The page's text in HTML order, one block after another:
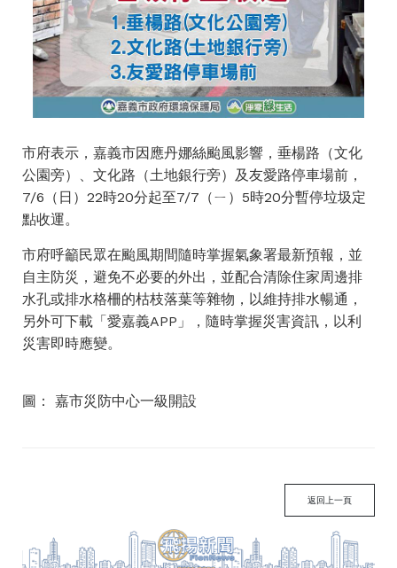
市府表示，嘉義市因應丹娜絲颱風影響，垂楊路（文化
公園旁）、文化路（土地銀行旁）及友愛路停車場前，
7/6（日）22時20分起至7/7（ㄧ）5時20分暫停垃圾定
點收運。
市府呼籲民眾在颱風期間隨時掌握氣象署最新預報，並
自主防災，避免不必要的外出，並配合清除住家周邊排
水孔或排水格柵的枯枝落葉等雜物，以維持排水暢通，
另外可下載「愛嘉義APP」，隨時掌握災害資訊，以利
災害即時應變。
圖： 嘉市災防中心一級開設
返回上一頁